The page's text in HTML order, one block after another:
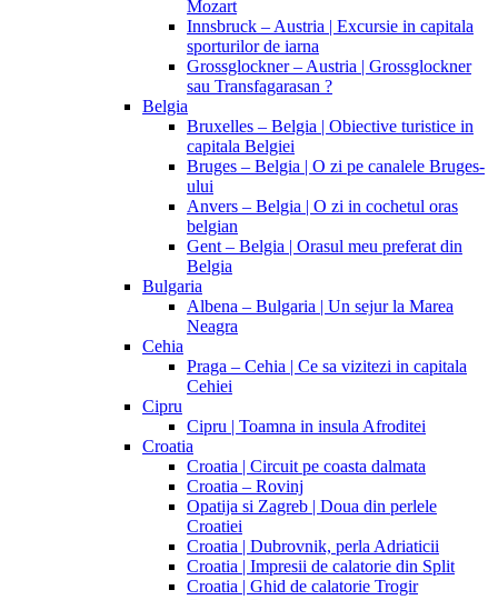
Mozart
Innsbruck – Austria | Excursie in capitala
sporturilor de iarna
Grossglockner – Austria | Grossglockner
sau Transfagarasan ?
Belgia
Bruxelles – Belgia | Obiective turistice in
capitala Belgiei
Bruges – Belgia | O zi pe canalele Bruges-
ului
Anvers – Belgia | O zi in cochetul oras
belgian
Gent – Belgia | Orasul meu preferat din
Belgia
Bulgaria
Albena – Bulgaria | Un sejur la Marea
Neagra
Cehia
Praga – Cehia | Ce sa vizitezi in capitala
Cehiei
Cipru
Cipru | Toamna in insula Afroditei
Croatia
Croatia | Circuit pe coasta dalmata
Croatia – Rovinj
Opatija si Zagreb | Doua din perlele
Croatiei
Croatia | Dubrovnik, perla Adriaticii
Croatia | Impresii de calatorie din Split
Croatia | Ghid de calatorie Trogir